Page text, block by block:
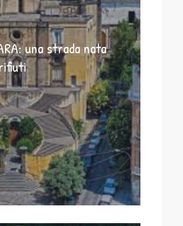
una strada nata